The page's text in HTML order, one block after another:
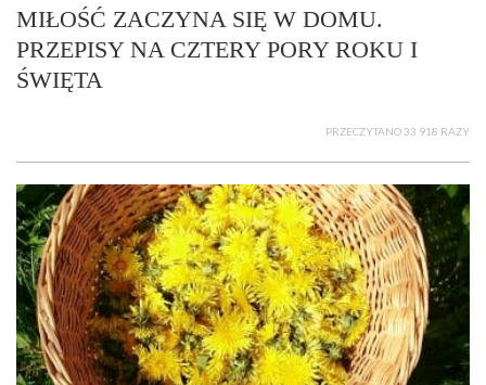
MIŁOŚĆ ZACZYNA SIĘ W DOMU.
PRZEPISY NA CZTERY PORY ROKU I
ŚWIĘTA
PRZECZYTANO 33 918 RAZY